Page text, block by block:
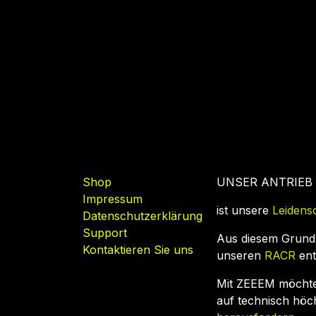
Shop
Impressum
Datenschutzerklärung
Support
Kontaktieren Sie uns
UNSER ANTRIEB
ist unsere
Aus diesem
unseren RACR
Mit ZEEEM
auf technisch